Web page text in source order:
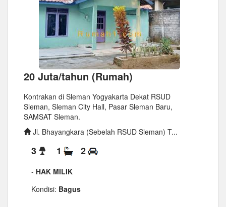
20 Juta/tahun (Rumah)
Kontrakan di Sleman Yogyakarta Dekat RSUD
Sleman, Sleman City Hall, Pasar Sleman Baru,
SAMSAT Sleman.
Jl. Bhayangkara (Sebelah RSUD Sleman) T...
3 1 2
- HAK MILIK
Kondisi: Bagus